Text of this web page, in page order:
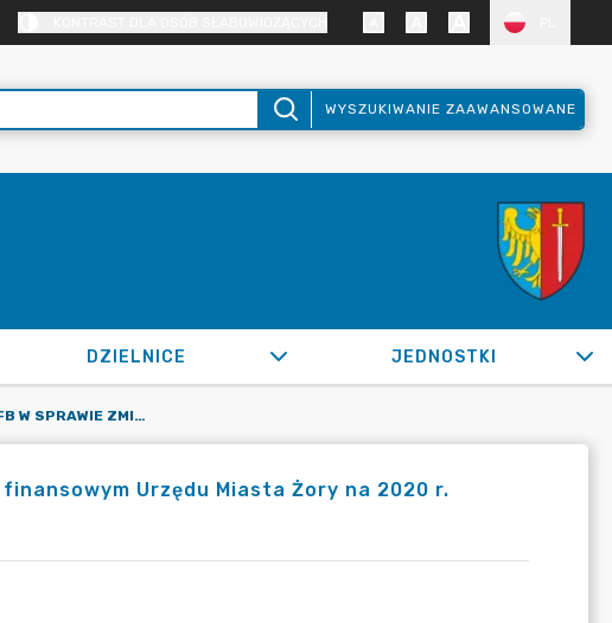
WYSZUKIWANIE ZAAWANSOWANE
DZIELNICE JEDNOSTKI
OR.0050.665.2020_FB W SPRAWIE ZMIAN W PLANIE FINANSOWYM URZĘDU MIASTA ŻORY NA 2020 R.
Urzędu Miasta Żory na 2020 r.